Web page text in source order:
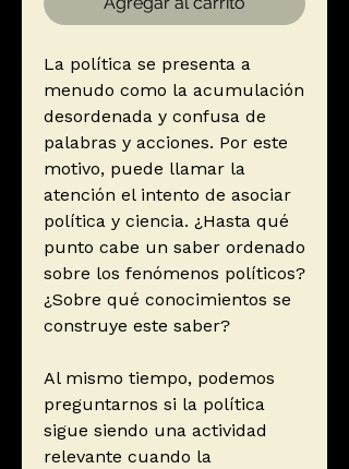
La política se presenta a
menudo como la acumulación
desordenada y confusa de
palabras y acciones. Por este
motivo, puede llamar la
atención el intento de asociar
política y ciencia. ¿Hasta qué
punto cabe un saber ordenado
sobre los fenómenos políticos?
¿Sobre qué conocimientos se
construye este saber?
Al mismo tiempo, podemos
preguntarnos si la política
sigue siendo una actividad
relevante cuando la